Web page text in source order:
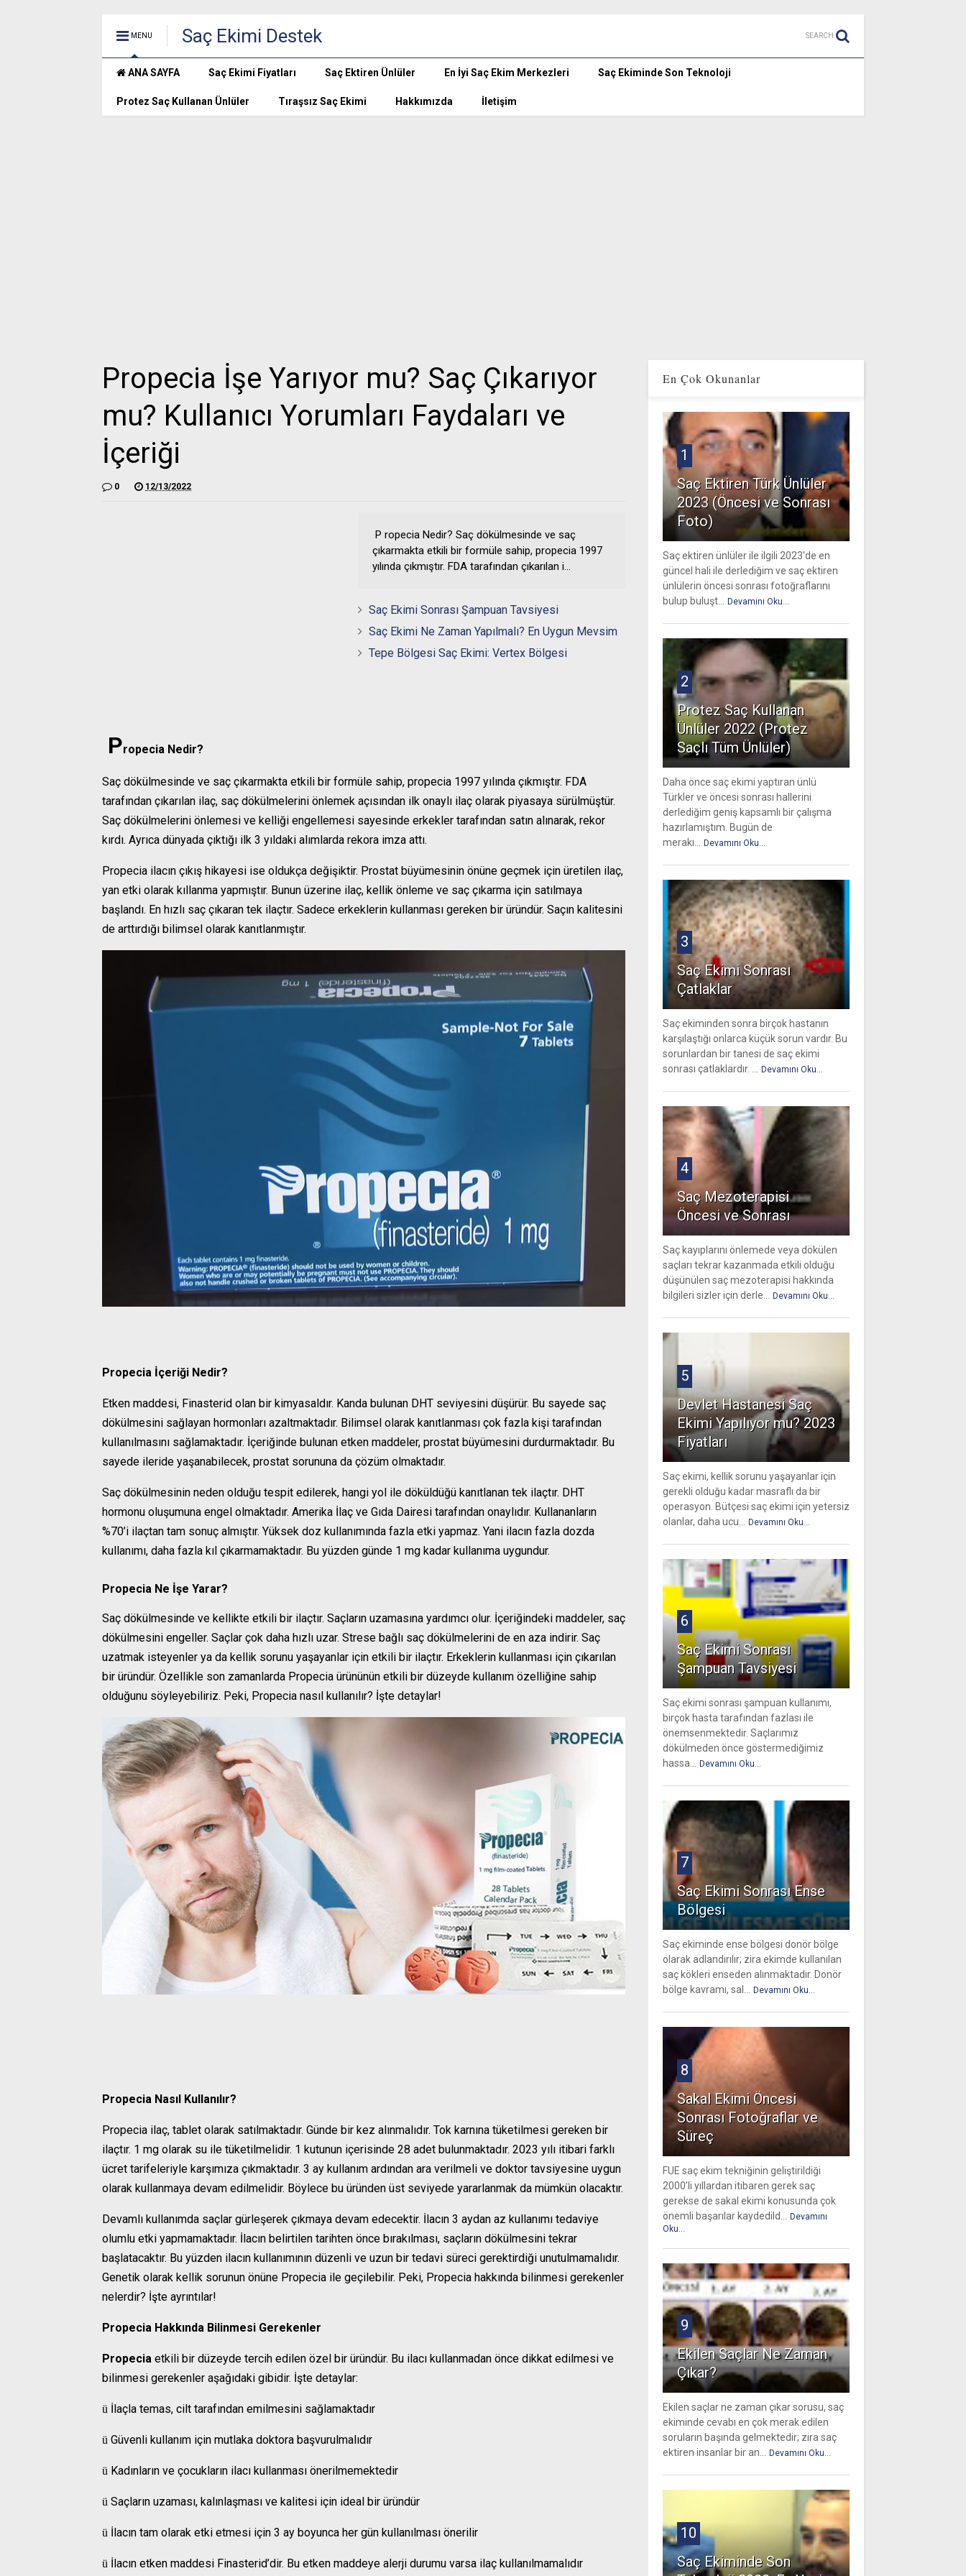
MENU Saç Ekimi Destek SEARCH
ANA SAYFA Saç Ekimi Fiyatları Saç Ektiren Ünlüler En İyi Saç Ekim Merkezleri Saç Ekiminde Son Teknoloji
Protez Saç Kullanan Ünlüler Tıraşsız Saç Ekimi Hakkımızda İletişim
Propecia İşe Yarıyor mu? Saç Çıkarıyor
mu? Kullanıcı Yorumları Faydaları ve
İçeriği
0 12/13/2022
P ropecia Nedir? Saç dökülmesinde ve saç
çıkarmakta etkili bir formüle sahip, propecia 1997
yılında çıkmıştır. FDA tarafından çıkarılan i...
Saç Ekimi Sonrası Şampuan Tavsiyesi
Saç Ekimi Ne Zaman Yapılmalı? En Uygun Mevsim
Tepe Bölgesi Saç Ekimi: Vertex Bölgesi
Propecia Nedir?
Saç dökülmesinde ve saç çıkarmakta etkili bir formüle sahip, propecia 1997 yılında çıkmıştır. FDA
tarafından çıkarılan ilaç, saç dökülmelerini önlemek açısından ilk onaylı ilaç olarak piyasaya sürülmüştür.
Saç dökülmelerini önlemesi ve kelliği engellemesi sayesinde erkekler tarafından satın alınarak, rekor
kırdı. Ayrıca dünyada çıktığı ilk 3 yıldaki alımlarda rekora imza attı.
Propecia ilacın çıkış hikayesi ise oldukça değişiktir. Prostat büyümesinin önüne geçmek için üretilen ilaç,
yan etki olarak kıllanma yapmıştır. Bunun üzerine ilaç, kellik önleme ve saç çıkarma için satılmaya
başlandı. En hızlı saç çıkaran tek ilaçtır. Sadece erkeklerin kullanması gereken bir üründür. Saçın kalitesini
de arttırdığı bilimsel olarak kanıtlanmıştır.
Propecia İçeriği Nedir?
Etken maddesi, Finasterid olan bir kimyasaldır. Kanda bulunan DHT seviyesini düşürür. Bu sayede saç
dökülmesini sağlayan hormonları azaltmaktadır. Bilimsel olarak kanıtlanması çok fazla kişi tarafından
kullanılmasını sağlamaktadır. İçeriğinde bulunan etken maddeler, prostat büyümesini durdurmaktadır. Bu
sayede ileride yaşanabilecek, prostat sorununa da çözüm olmaktadır.
Saç dökülmesinin neden olduğu tespit edilerek, hangi yol ile döküldüğü kanıtlanan tek ilaçtır. DHT
hormonu oluşumuna engel olmaktadır. Amerika İlaç ve Gıda Dairesi tarafından onaylıdır. Kullananların
%70’i ilaçtan tam sonuç almıştır. Yüksek doz kullanımında fazla etki yapmaz. Yani ilacın fazla dozda
kullanımı, daha fazla kıl çıkarmamaktadır. Bu yüzden günde 1 mg kadar kullanıma uygundur.
Propecia Ne İşe Yarar?
Saç dökülmesinde ve kellikte etkili bir ilaçtır. Saçların uzamasına yardımcı olur. İçeriğindeki maddeler, saç
dökülmesini engeller. Saçlar çok daha hızlı uzar. Strese bağlı saç dökülmelerini de en aza indirir. Saç
uzatmak isteyenler ya da kellik sorunu yaşayanlar için etkili bir ilaçtır. Erkeklerin kullanması için çıkarılan
bir üründür. Özellikle son zamanlarda Propecia ürününün etkili bir düzeyde kullanım özelliğine sahip
olduğunu söyleyebiliriz. Peki, Propecia nasıl kullanılır? İşte detaylar!
Propecia Nasıl Kullanılır?
Propecia ilaç, tablet olarak satılmaktadır. Günde bir kez alınmalıdır. Tok karnına tüketilmesi gereken bir
ilaçtır. 1 mg olarak su ile tüketilmelidir. 1 kutunun içerisinde 28 adet bulunmaktadır. 2023 yılı itibari farklı
ücret tarifeleriyle karşımıza çıkmaktadır. 3 ay kullanım ardından ara verilmeli ve doktor tavsiyesine uygun
olarak kullanmaya devam edilmelidir. Böylece bu üründen üst seviyede yararlanmak da mümkün olacaktır.
Devamlı kullanımda saçlar gürleşerek çıkmaya devam edecektir. İlacın 3 aydan az kullanımı tedaviye
olumlu etki yapmamaktadır. İlacın belirtilen tarihten önce bırakılması, saçların dökülmesini tekrar
başlatacaktır. Bu yüzden ilacın kullanımının düzenli ve uzun bir tedavi süreci gerektirdiği unutulmamalıdır.
Genetik olarak kellik sorunun önüne Propecia ile geçilebilir. Peki, Propecia hakkında bilinmesi gerekenler
nelerdir? İşte ayrıntılar!
Propecia Hakkında Bilinmesi Gerekenler
Propecia etkili bir düzeyde tercih edilen özel bir üründür. Bu ilacı kullanmadan önce dikkat edilmesi ve
bilinmesi gerekenler aşağıdaki gibidir. İşte detaylar:
ü İlaçla temas, cilt tarafından emilmesini sağlamaktadır
ü Güvenli kullanım için mutlaka doktora başvurulmalıdır
ü Kadınların ve çocukların ilacı kullanması önerilmemektedir
ü Saçların uzaması, kalınlaşması ve kalitesi için ideal bir üründür
ü İlacın tam olarak etki etmesi için 3 ay boyunca her gün kullanılması önerilir
ü İlacın etken maddesi Finasterid’dir. Bu etken maddeye alerji durumu varsa ilaç kullanılmamalıdır
En Çok Okunanlar
1
Saç Ektiren Türk Ünlüler
2023 (Öncesi ve Sonrası
Foto)
Saç ektiren ünlüler ile ilgili 2023'de en
güncel hali ile derlediğim ve saç ektiren
ünlülerin öncesi sonrası fotoğraflarını
bulup buluşt...
Devamını Oku...
2
Protez Saç Kullanan
Ünlüler 2022 (Protez
Saçlı Tüm Ünlüler)
Daha önce saç ekimi yaptıran ünlü
Türkler ve öncesi sonrası hallerini
derlediğim geniş kapsamlı bir çalışma
hazırlamıştım. Bugün de
merakı...
Devamını Oku...
3
Saç Ekimi Sonrası
Çatlaklar
Saç ekiminden sonra birçok hastanın
karşılaştığı onlarca küçük sorun vardır. Bu
sorunlardan bir tanesi de saç ekimi
sonrası çatlaklardır. ...
Devamını Oku...
4
Saç Mezoterapisi
Öncesi ve Sonrası
Saç kayıplarını önlemede veya dökülen
saçları tekrar kazanmada etkili olduğu
düşünülen saç mezoterapisi hakkında
bilgileri sizler için derle...
Devamını Oku...
5
Devlet Hastanesi Saç
Ekimi Yapılıyor mu? 2023
Fiyatları
Saç ekimi, kellik sorunu yaşayanlar için
gerekli olduğu kadar masraflı da bir
operasyon. Bütçesi saç ekimi için yetersiz
olanlar, daha ucu...
Devamını Oku...
6
Saç Ekimi Sonrası
Şampuan Tavsiyesi
Saç ekimi sonrası şampuan kullanımı,
birçok hasta tarafından fazlası ile
önemsenmektedir. Saçlarımız
dökülmeden önce göstermediğimiz
hassa...
Devamını Oku...
7
Saç Ekimi Sonrası Ense
Bölgesi
Saç ekiminde ense bölgesi donör bölge
olarak adlandırılır; zira ekimde kullanılan
saç kökleri enseden alınmaktadır. Donör
bölge kavramı, sal...
Devamını Oku...
8
Sakal Ekimi Öncesi
Sonrası Fotoğraflar ve
Süreç
FUE saç ekim tekniğinin geliştirildiği
2000’li yıllardan itibaren gerek saç
gerekse de sakal ekimi konusunda çok
önemli başarılar kaydedild...
Devamını
Oku...
9
Ekilen Saçlar Ne Zaman
Çıkar?
Ekilen saçlar ne zaman çıkar sorusu, saç
ekiminde cevabı en çok merak edilen
soruların başında gelmektedir; zira saç
ektiren insanlar bir an...
Devamını Oku...
10
Saç Ekiminde Son